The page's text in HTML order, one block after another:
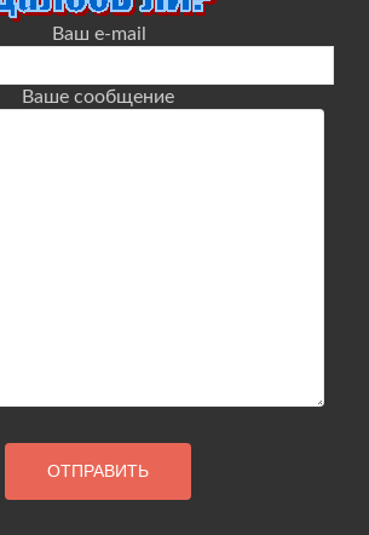
Ваш e-mail
Ваше сообщение